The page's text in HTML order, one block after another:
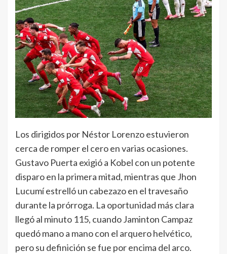
Los dirigidos por Néstor Lorenzo estuvieron
cerca de romper el cero en varias ocasiones.
Gustavo Puerta exigió a Kobel con un potente
disparo en la primera mitad, mientras que Jhon
Lucumí estrelló un cabezazo en el travesaño
durante la prórroga. La oportunidad más clara
llegó al minuto 115, cuando Jaminton Campaz
quedó mano a mano con el arquero helvético,
pero su definición se fue por encima del arco.